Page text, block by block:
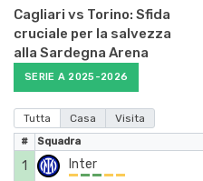
Cagliari vs Torino: Sfida
cruciale per la salvezza
alla Sardegna Arena
SERIE A 2025-2026
Tutta Casa Visita
# Squadra
1 Inter